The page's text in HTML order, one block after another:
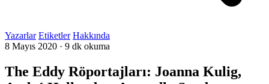
Yazarlar Etiketler Hakkında
8 Mayıs 2020 · 9 dk okuma
The Eddy Röportajları: Joanna Kulig,